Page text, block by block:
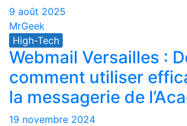
9 août 2025
MrGeek
High-Tech
Webmail Versailles :
comment utiliser
la messagerie de
19 novembre 2024